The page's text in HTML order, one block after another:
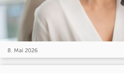
8. Mai 2026